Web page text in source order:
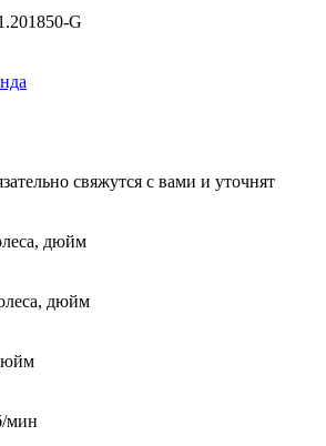
G
свяжутся с вами и уточнят
дюйм
дюйм
мин